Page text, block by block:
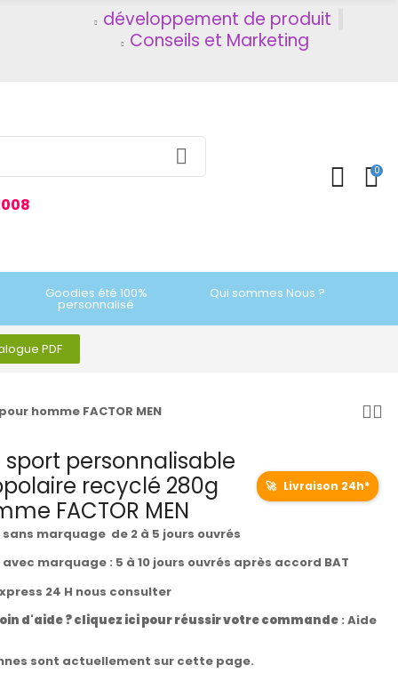
développement de produit
Conseils et Marketing
0
Goodies été 100%
personnalisé
Qui sommes Nous ?
PDF
homme FACTOR MEN
sport personnalisable
recyclé 280g
FACTOR MEN
🚀 Livraison 24h*
marquage de 2 à 5 jours ouvrés
marquage : 5 à 10 jours ouvrés après accord BAT
24 H nous consulter
d'aide ? cliquez ici pour réussir votre commande: Aide
sont actuellement sur cette page.